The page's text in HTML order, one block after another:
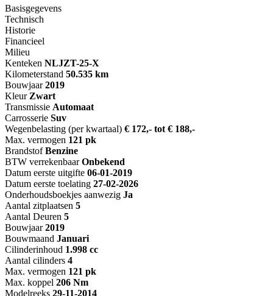
Basisgegevens
Technisch
Historie
Financieel
Milieu
Kenteken NLJZT-25-X
Kilometerstand 50.535 km
Bouwjaar 2019
Kleur Zwart
Transmissie Automaat
Carrosserie Suv
Wegenbelasting (per kwartaal) € 172,- tot € 188,-
Max. vermogen 121 pk
Brandstof Benzine
BTW verrekenbaar Onbekend
Datum eerste uitgifte 06-01-2019
Datum eerste toelating 27-02-2026
Onderhoudsboekjes aanwezig Ja
Aantal zitplaatsen 5
Aantal Deuren 5
Bouwjaar 2019
Bouwmaand Januari
Cilinderinhoud 1.998 cc
Aantal cilinders 4
Max. vermogen 121 pk
Max. koppel 206 Nm
Modelreeks 29-11-2014